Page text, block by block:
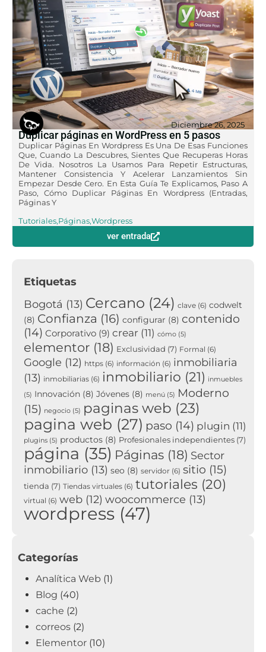
Diciembre 26, 2025
Duplicar páginas en WordPress en 5 pasos
Duplicar Páginas En Wordpress Es Una De Esas Funciones
Que, Cuando La Descubres, Sientes Que Recuperas Horas
De Vida. Nosotros La Usamos Para Repetir Estructuras,
Mantener Consistencia Y Acelerar Lanzamientos Sin
Empezar Desde Cero. En Esta Guía Te Explicamos, Paso A
Paso, Cómo Duplicar Páginas En Wordpress (entradas,
Páginas Y
Tutoriales,Páginas,Wordpress
ver entrada
Etiquetas
Bogotá (13) Cercano (24) clave (6) codwelt
(8) Confianza (16) configurar (8) contenido
(14) Corporativo (9) crear (11) cómo (5)
elementor (18) Exclusividad (7) Formal (6)
Google (12) https (6) información (6) inmobiliaria
(13) inmobiliarias (6) inmobiliario (21) inmuebles
(5) Innovación (8) Jóvenes (8) menú (5) Moderno
(15) negocio (5) paginas web (23)
pagina web (27) paso (14) plugin (11)
plugins (5) productos (8) Profesionales independientes (7)
página (35) Páginas (18) Sector
inmobiliario (13) seo (8) servidor (6) sitio (15)
tienda (7) Tiendas virtuales (6) tutoriales (20)
virtual (6) web (12) woocommerce (13)
wordpress (47)
Categorías
Analítica Web (1)
Blog (40)
cache (2)
correos (2)
Elementor (10)